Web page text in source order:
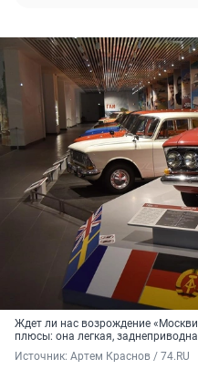
Ждет ли нас возрождение
плюсы: она легкая,
Источник: Артем Краснов / 74.RU